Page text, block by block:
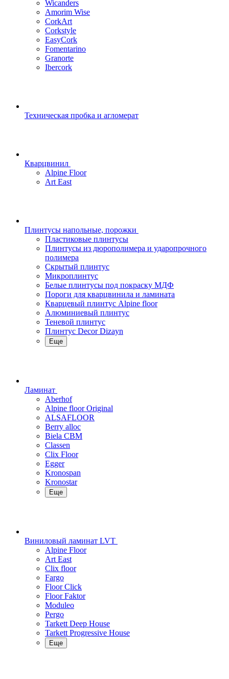
Wicanders
Amorim Wise
CorkArt
Corkstyle
EasyCork
Fomentarino
Granorte
Ibercork
Техническая пробка и агломерат
Кварцвинил
Alpine Floor
Art East
Плинтусы напольные, порожки
Пластиковые плинтусы
Плинтусы из дюрополимера и ударопрочного
полимера
Скрытый плинтус
Микроплинтус
Белые плинтусы под покраску МДФ
Пороги для кварцвинила и ламината
Кварцевый плинтус Alpine floor
Алюминиевый плинтус
Теневой плинтус
Плинтус Decor Dizayn
Еще
Ламинат
Aberhof
Alpine floor Original
ALSAFLOOR
Berry alloc
Biela CBM
Classen
Clix Floor
Egger
Kronospan
Kronostar
Еще
Виниловый ламинат LVT
Alpine Floor
Art East
Clix floor
Fargo
Floor Click
Floor Faktor
Moduleo
Pergo
Tarkett Deep House
Tarkett Progressive House
Еще